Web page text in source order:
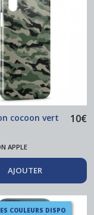
cocoon vert 10€
APPLE
AJOUTER
COULEURS DISPO